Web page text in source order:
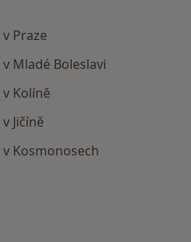
Praze
Mladé Boleslavi
Kolíně
Jičíně
Kosmonosech